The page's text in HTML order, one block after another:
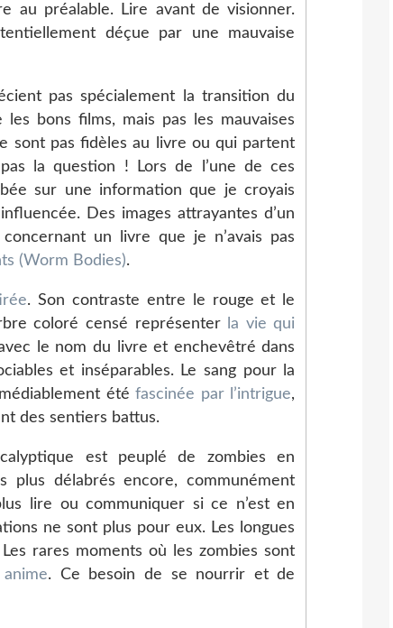
au préalable. Lire avant de visionner.
déçue par une mauvaise
pas spécialement la transition du
les bons films, mais pas les mauvaises
sont pas fidèles au livre ou qui partent
la question ! Lors de l’une de ces
sur une information que je croyais
Des images attrayantes d’un
un livre que je n’avais pas
(Worm Bodies).
. Son contraste entre le rouge et le
coloré censé représenter
la vie qui
le nom du livre et enchevêtré dans
et inséparables. Le sang pour la
étéfascinée par l’intrigue,
des sentiers battus.
est peuplé de zombies en
plus délabrés encore, communément
lire ou communiquer si ce n’est en
ne sont plus pour eux. Les longues
rares moments où les zombies sont
. Ce besoin de se nourrir et de